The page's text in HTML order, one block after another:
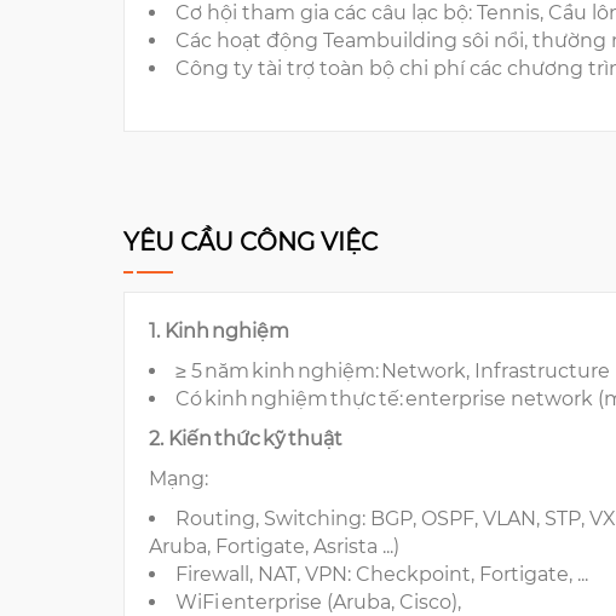
Cơ hội tham gia các câu lạc bộ: Tennis, Cầu
Các hoạt động Teambuilding sôi nổi, thường
Công ty tài trợ toàn bộ chi phí các chương
YÊU CẦU CÔNG VIỆC
1. Kinh nghiệm
≥ 5 năm kinh nghiệm: Network, Infrastructure
Có kinh nghiệm thực tế: enterprise network
2. Kiến thức kỹ thuật
Mạng:
Routing, Switching: BGP, OSPF, VLAN, STP,
Aruba, Fortigate, Asrista ...)
Firewall, NAT, VPN: Checkpoint, Fortigate, ...
WiFi enterprise (Aruba, Cisco),